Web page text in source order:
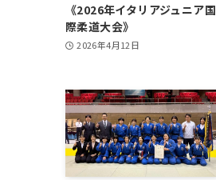
《2026年イタリアジュニア国
際柔道大会》
2026年4月12日